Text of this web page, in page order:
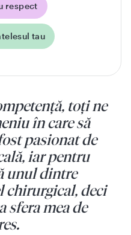
respect
tau
toţi ne
în care să
pasionat de
iar pentru
unul dintre
chirurgical, deci
sfera mea de